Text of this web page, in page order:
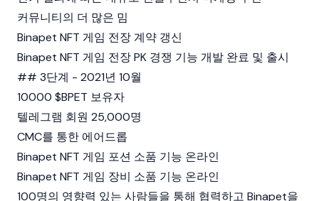
커뮤니티의 더 많은 밈
Binapet NFT 게임 전장 계약 갱신
Binapet NFT 게임 전장 PK 경쟁 기능 개발 완료 및 출시
## 3단계 - 2021년 10월
10000 $BPET 보유자
텔레그램 회원 25,000명
CMC를 통한 에어드롭
Binapet NFT 게임 포션 소품 기능 온라인
Binapet NFT 게임 장비 소품 기능 온라인
100명의 영향력 있는 사람들을 통해 협력하고 Binapet을